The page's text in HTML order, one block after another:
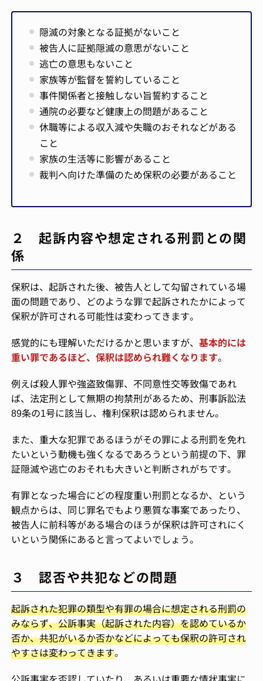
隠滅の対象となる証拠がないこと
被告人に証拠隠滅の意思がないこと
逃亡の意思もないこと
家族等が監督を誓約していること
事件関係者と接触しない旨誓約すること
通院の必要など健康上の問題があること
休職等による収入減や失職のおそれなどがある
こと
家族の生活等に影響があること
裁判へ向けた準備のため保釈の必要があること
２ 起訴内容や想定される刑罰との関
係
保釈は、起訴された後、被告人として勾留されている場
面の問題であり、どのような罪で起訴されたかによって
保釈が許可される可能性は変わってきます。
感覚的にも理解いただけるかと思いますが、基本的には
重い罪であるほど、保釈は認められ難くなります。
例えば殺人罪や強盗致傷罪、不同意性交等致傷であれ
ば、法定刑として無期の拘禁刑があるため、刑事訴訟法
89条の1号に該当し、権利保釈は認められません。
また、重大な犯罪であるほうがその罪による刑罰を免れ
たいという動機も強くなるであろうという前提の下、罪
証隠滅や逃亡のおそれも大きいと判断されがちです。
有罪となった場合にどの程度重い刑罰となるか、という
観点からは、同じ罪名でもより悪質な事案であったり、
被告人に前科等がある場合のほうが保釈は許可されにく
いという関係にあると言ってよいでしょう。
３ 認否や共犯などの問題
起訴された犯罪の類型や有罪の場合に想定される刑罰の
みならず、公訴事実（起訴された内容）を認めているか
否か、共犯がいるか否かなどによっても保釈の許可され
やすさは変わってきます。